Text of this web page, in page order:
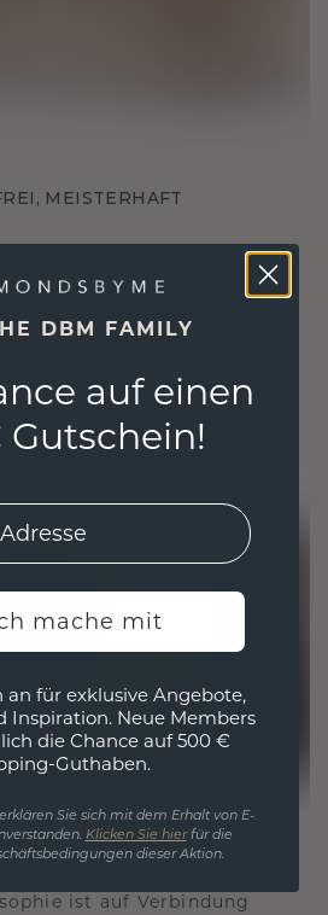
MEISTERHAFT
umweltfreundlichen
Diamanten aus. Unsere
verbinden
Handwerkskunst
dass Ihr Schmuck ebenso
GESCHAFFEN
ist auf Verbindung
DBM FAMILY
auf einen
mache mit
an für exklusive Angebote,
Inspiration. Neue Members
die Chance auf 500 €
Guthaben.
Sie sich mit dem Erhalt von E-
Klicken Sie hierfür die
dieser Aktion.